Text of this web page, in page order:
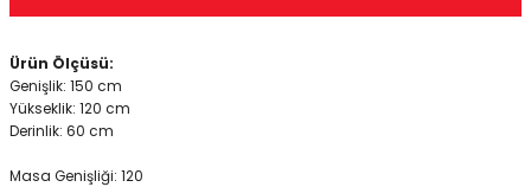
Ürün Ölçüsü:
Genişlik: 150 cm
Yükseklik: 120 cm
Derinlik: 60 cm
Masa Genişliği: 120